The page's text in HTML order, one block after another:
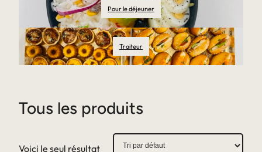
e
r
Pour le déjeuner
Traiteur
Tous les produits
Voici le seul résultat